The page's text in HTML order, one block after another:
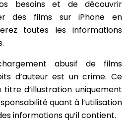
besoins et de découvrir
des films sur iPhone en
toutes les informations
abusif de films
d’auteur est un crime. Ce
d’illustration uniquement
quant à l’utilisation
informations qu’il contient.